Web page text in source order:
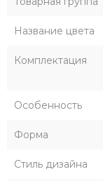
как белый,
Сиденья для
материалов,
уходе. Коллекция
комфорта для
Название цвета
Комплектация
Особенность
Форма
Стиль дизайна